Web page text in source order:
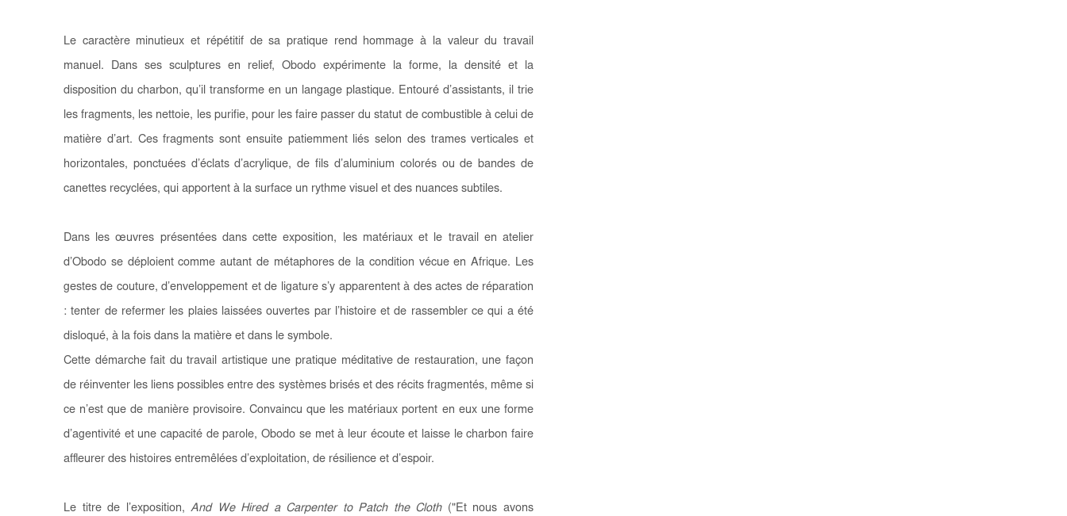
Le caractère minutieux et répétitif de sa pratique rend hommage à la valeur du travail
manuel. Dans ses sculptures en relief, Obodo expérimente la forme, la densité et la
disposition du charbon, qu’il transforme en un langage plastique. Entouré d’assistants, il trie
les fragments, les nettoie, les purifie, pour les faire passer du statut de combustible à celui de
matière d’art. Ces fragments sont ensuite patiemment liés selon des trames verticales et
horizontales, ponctuées d’éclats d’acrylique, de fils d’aluminium colorés ou de bandes de
canettes recyclées, qui apportent à la surface un rythme visuel et des nuances subtiles.
Dans les œuvres présentées dans cette exposition, les matériaux et le travail en atelier
d’Obodo se déploient comme autant de métaphores de la condition vécue en Afrique. Les
gestes de couture, d’enveloppement et de ligature s’y apparentent à des actes de réparation
: tenter de refermer les plaies laissées ouvertes par l’histoire et de rassembler ce qui a été
disloqué, à la fois dans la matière et dans le symbole.
Cette démarche fait du travail artistique une pratique méditative de restauration, une façon
de réinventer les liens possibles entre des systèmes brisés et des récits fragmentés, même si
ce n’est que de manière provisoire. Convaincu que les matériaux portent en eux une forme
d’agentivité et une capacité de parole, Obodo se met à leur écoute et laisse le charbon faire
affleurer des histoires entremêlées d’exploitation, de résilience et d’espoir.
Le titre de l’exposition,And We Hired a Carpenter to Patch the Cloth("Et nous avons